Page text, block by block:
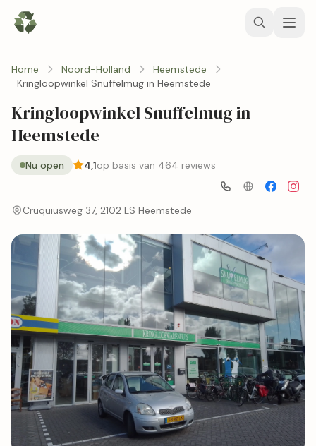
Home Noord-Holland
Heemstede
Kringloopwinkel Snuffelmug in Heemstede
Kringloopwinkel Snuffelmug in
Heemstede
Nu open 4,1op basis van 464 reviews
Cruquiusweg 37, 2102 LS Heemstede